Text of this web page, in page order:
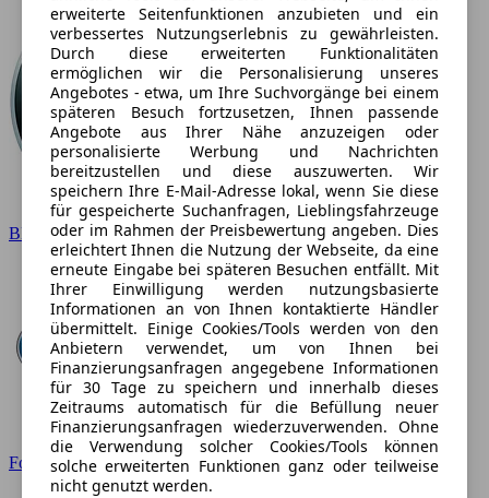
BMW
Ford
erweiterte Seitenfunktionen anzubieten und ein
verbessertes Nutzungserlebnis zu gewährleisten.
Durch diese erweiterten Funktionalitäten
ermöglichen wir die Personalisierung unseres
Angebotes - etwa, um Ihre Suchvorgänge bei einem
späteren Besuch fortzusetzen, Ihnen passende
Angebote aus Ihrer Nähe anzuzeigen oder
personalisierte Werbung und Nachrichten
bereitzustellen und diese auszuwerten. Wir
speichern Ihre E-Mail-Adresse lokal, wenn Sie diese
für gespeicherte Suchanfragen, Lieblingsfahrzeuge
oder im Rahmen der Preisbewertung angeben. Dies
erleichtert Ihnen die Nutzung der Webseite, da eine
erneute Eingabe bei späteren Besuchen entfällt. Mit
Ihrer Einwilligung werden nutzungsbasierte
Informationen an von Ihnen kontaktierte Händler
übermittelt. Einige Cookies/Tools werden von den
Anbietern verwendet, um von Ihnen bei
Finanzierungsanfragen angegebene Informationen
für 30 Tage zu speichern und innerhalb dieses
Zeitraums automatisch für die Befüllung neuer
Finanzierungsanfragen wiederzuverwenden. Ohne
die Verwendung solcher Cookies/Tools können
solche erweiterten Funktionen ganz oder teilweise
nicht genutzt werden.